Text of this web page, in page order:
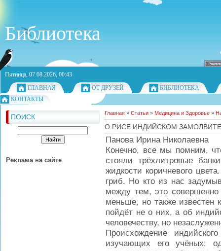
Библиотека
Пятница, 07.08.2026, 00:43
ГЛАВНАЯ
ОТ ДРУЗЕЙ
БИБЛИОТЕКА
КОНТАКТЫ
ПОИСК
Реклама на сайте
Главная » Статьи » Медицина и Здоровье »
О РИСЕ ИНДИЙСКОМ
Панова Ирина Николаевна
Конечно, все мы помним,
стояли трёхлитровые
жидкости коричневого
гриб. Но кто из нас
между тем, это совершенно
меньше, но также известен
пойдёт не о них, а об
человечеству, но
Происхождение
изучающих его учёных: